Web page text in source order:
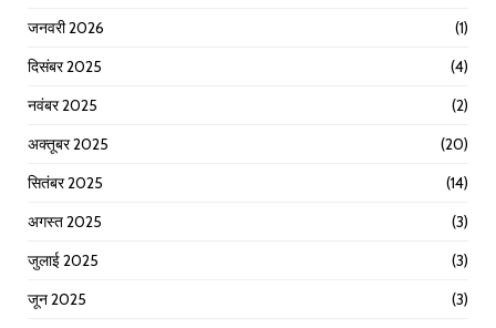
जनवरी 2026
(1)
दिसंबर 2025
(4)
नवंबर 2025
(2)
अक्तूबर 2025
(20)
सितंबर 2025
(14)
अगस्त 2025
(3)
जुलाई 2025
(3)
जून 2025
(3)